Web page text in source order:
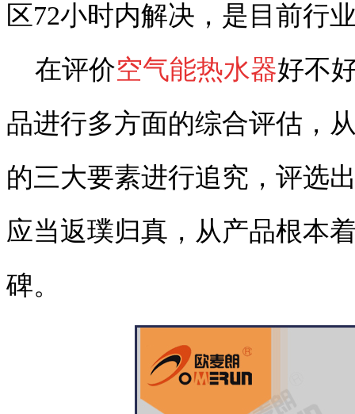
区72小时内解决，是目前行
在评价空气能热水器好不
品进行多方面的综合评估，
的三大要素进行追究，评选
应当返璞归真，从产品根本
碑。